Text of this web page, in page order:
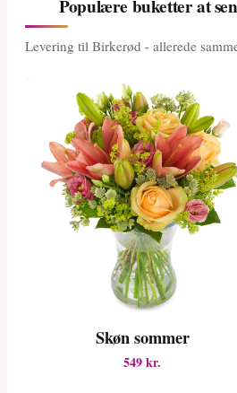
Populære buketter at
Levering til Birkerød - allerede
Skøn sommer
549 kr.